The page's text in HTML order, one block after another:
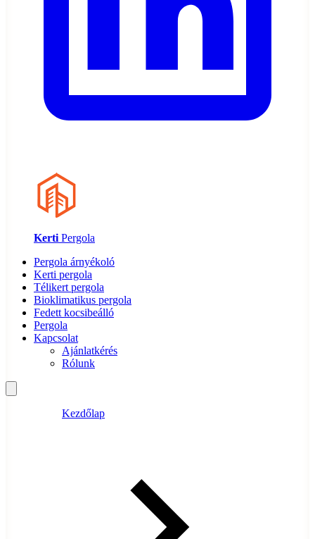
Kerti Pergola
Pergola árnyékoló
Kerti pergola
Télikert pergola
Bioklimatikus pergola
Fedett kocsibeálló
Pergola
Kapcsolat
Ajánlatkérés
Rólunk
Kezdőlap